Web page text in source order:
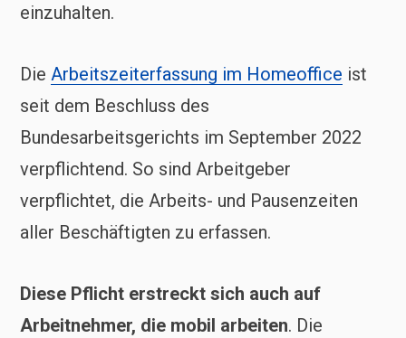
einzuhalten.
Die Arbeitszeiterfassung im Homeoffice ist
seit dem Beschluss des
Bundesarbeitsgerichts im September 2022
verpflichtend. So sind Arbeitgeber
verpflichtet, die Arbeits- und Pausenzeiten
aller Beschäftigten zu erfassen.
Diese Pflicht erstreckt sich auch auf
Arbeitnehmer, die mobil arbeiten. Die